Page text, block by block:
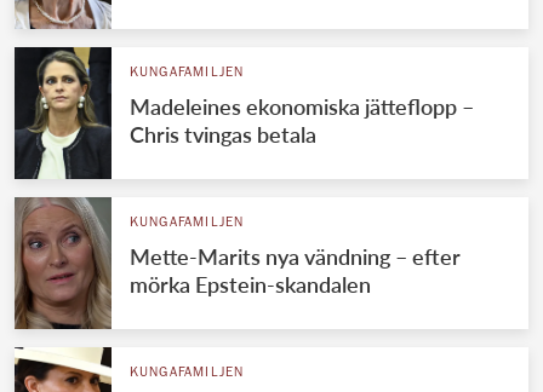
KUNGAFAMILJEN
Madeleines ekonomiska jätteflopp –
Chris tvingas betala
KUNGAFAMILJEN
Mette-Marits nya vändning – efter
mörka Epstein-skandalen
KUNGAFAMILJEN